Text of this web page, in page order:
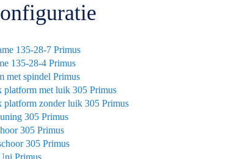
135-28-7 Primus
135-28-4 Primus
met spindel Primus
platform met luik 305 Primus
platform zonder luik 305 Primus
305 Primus
305 Primus
305 Primus